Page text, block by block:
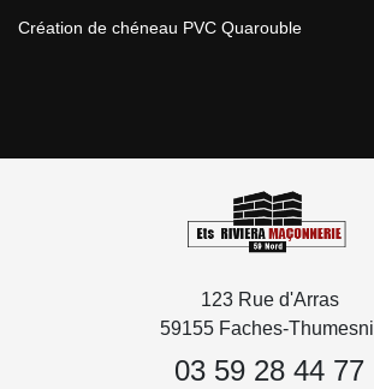
Création de chéneau PVC Quarouble
123 Rue d'Arras
59155 Faches-Thumesnil
03 59 28 44 77